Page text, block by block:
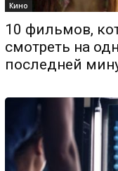
Кино
10 фильмов,
смотреть на
последней